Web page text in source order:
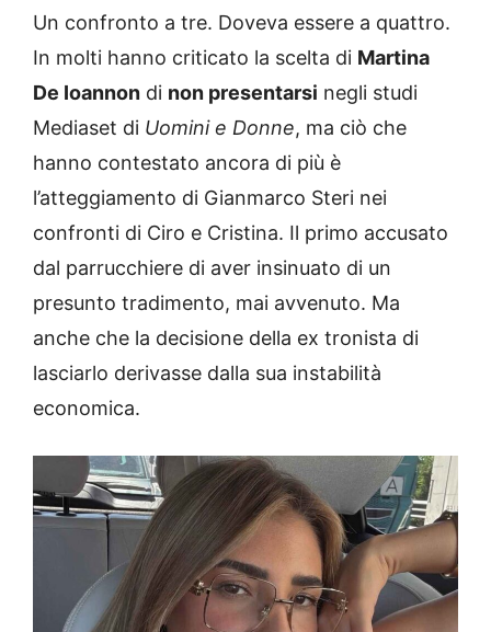
Un confronto a tre. Doveva essere a quattro.
In molti hanno criticato la scelta di Martina
De Ioannon di non presentarsi negli studi
Mediaset di Uomini e Donne, ma ciò che
hanno contestato ancora di più è
l’atteggiamento di Gianmarco Steri nei
confronti di Ciro e Cristina. Il primo accusato
dal parrucchiere di aver insinuato di un
presunto tradimento, mai avvenuto. Ma
anche che la decisione della ex tronista di
lasciarlo derivasse dalla sua instabilità
economica.